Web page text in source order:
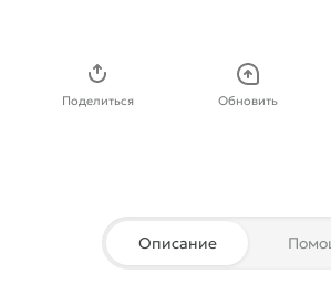
Поделиться Обновить
Описание